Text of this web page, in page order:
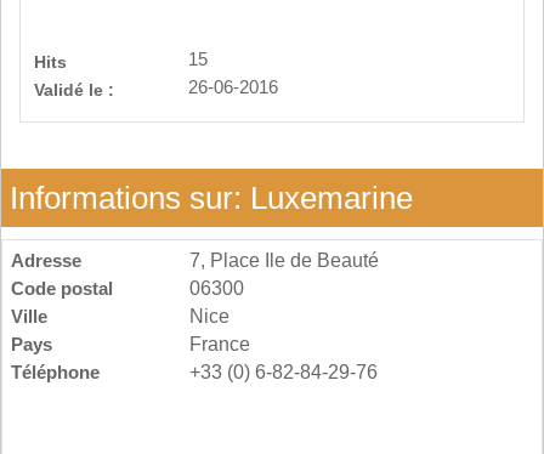
Hits
15
Validé le :
26-06-2016
Informations sur: Luxemarine
Adresse
7, Place Ile de Beauté
Code postal
06300
Ville
Nice
Pays
France
Téléphone
+33 (0) 6-82-84-29-76